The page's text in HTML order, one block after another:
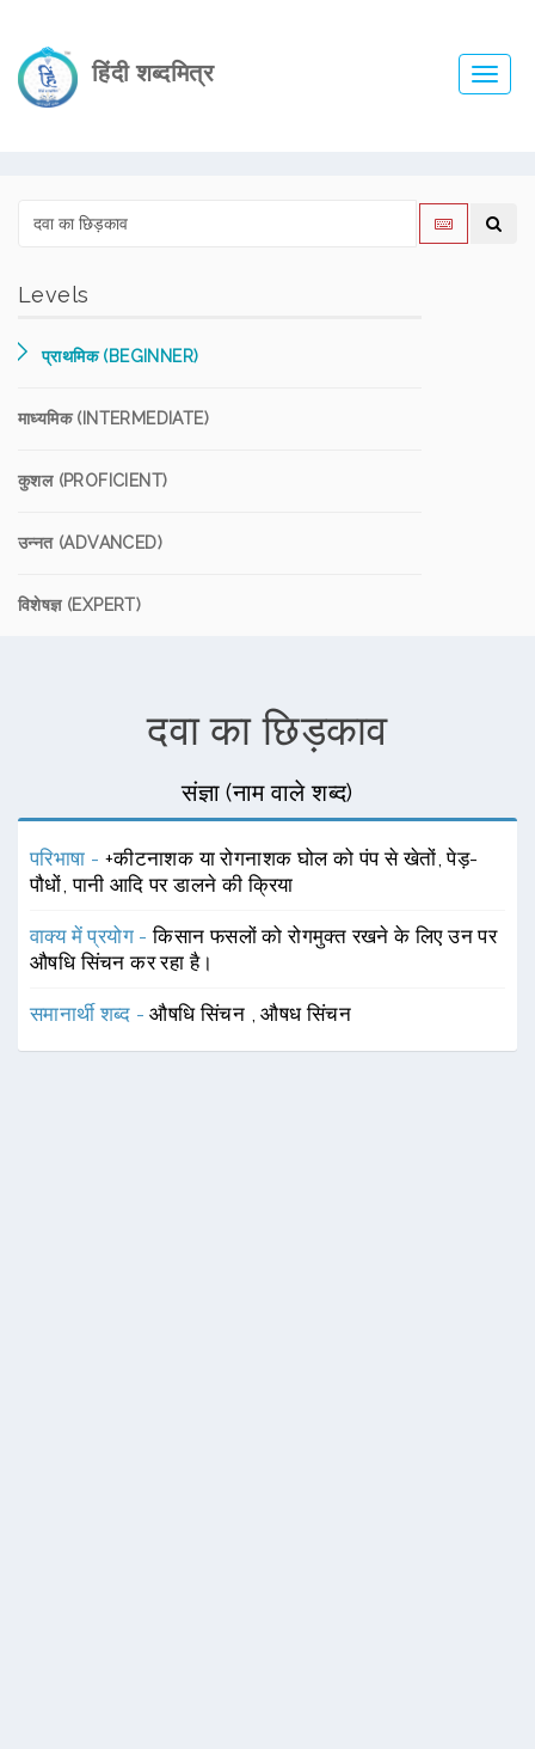
हिंदी शब्दमित्र
Levels
प्राथमिक (BEGINNER)
माध्यमिक (INTERMEDIATE)
कुशल (PROFICIENT)
उन्नत (ADVANCED)
विशेषज्ञ (EXPERT)
दवा का छिड़काव
संज्ञा (नाम वाले शब्द)
परिभाषा - +कीटनाशक या रोगनाशक घोल को पंप से खेतों, पेड़-
पौधों, पानी आदि पर डालने की क्रिया
वाक्य में प्रयोग -किसान फसलों को रोगमुक्त रखने के लिए उन पर
औषधि सिंचन कर रहा है।
समानार्थी शब्द -औषधि सिंचन ,औषध सिंचन